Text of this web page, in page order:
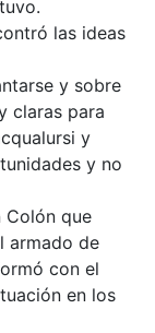
las ideas
y sobre
claras para
y
y no
Colón que
armado de
con el
en los